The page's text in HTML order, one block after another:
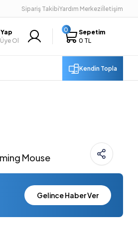
Sipariş TakibiYardım Merkeziİletişim
Ol
0
Sepetim
0 TL
Kendin Topla
Mouse
Gelince Haber Ver